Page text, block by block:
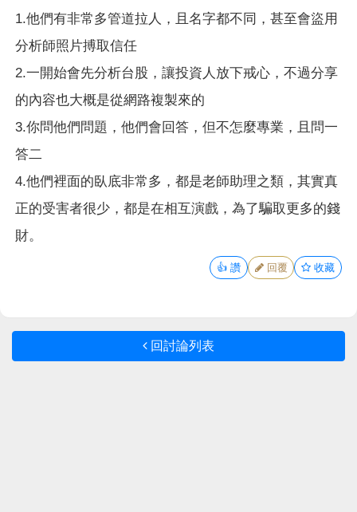
1.他們有非常多管道拉人，且名字都不同，甚至會盜用
分析師照片搏取信任
2.一開始會先分析台股，讓投資人放下戒心，不過分享
的內容也大概是從網路複製來的
3.你問他們問題，他們會回答，但不怎麼專業，且問一
答二
4.他們裡面的臥底非常多，都是老師助理之類，其實真
正的受害者很少，都是在相互演戲，為了騙取更多的錢
財。
👍 讚 回覆 收藏
回討論列表